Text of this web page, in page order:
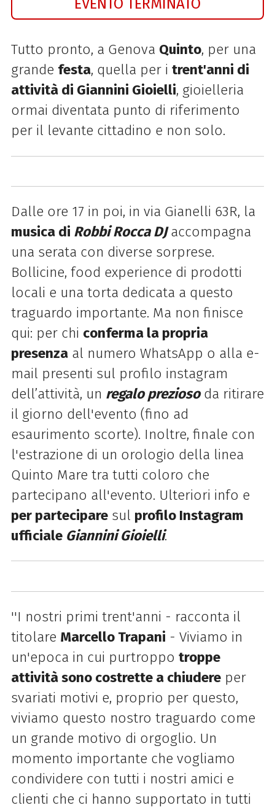
Tutto pronto, a Genova Quinto, per una
grande festa, quella per i trent'anni di
attività di Giannini Gioielli, gioielleria
ormai diventata punto di riferimento
per il levante cittadino e non solo.
Dalle ore 17 in poi, in via Gianelli 63R, la
musica di Robbi Rocca DJ accompagna
una serata con diverse sorprese.
Bollicine, food experience di prodotti
locali e una torta dedicata a questo
traguardo importante. Ma non finisce
qui: per chi conferma la propria
presenzaal numero WhatsApp o alla e-
mail presenti sul profilo instagram
dell’attività, un regalo preziosoda ritirare
il giorno dell'evento (fino ad
esaurimento scorte). Inoltre, finale con
l'estrazione di un orologio della linea
Quinto Mare tra tutti coloro che
partecipano all'evento. Ulteriori info e
per parteciparesul profilo Instagram
ufficiale Giannini Gioielli.
''I nostri primi trent'anni - racconta il
titolare Marcello Trapani - Viviamo in
un'epoca in cui purtroppo troppe
attività sono costrette a chiudereper
svariati motivi e, proprio per questo,
viviamo questo nostro traguardo come
un grande motivo di orgoglio. Un
momento importante che vogliamo
condividere con tutti i nostri amici e
clienti che ci hanno supportato in tutti